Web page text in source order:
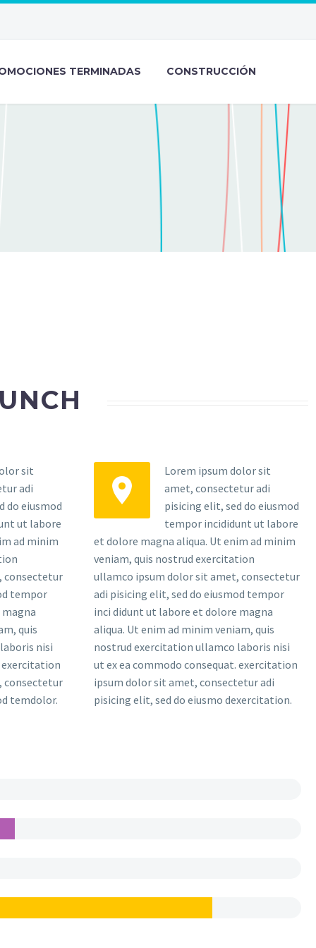
TERMINADAS CONSTRUCCIÓN
sit
adi
do eiusmod
ut labore
ad minim
consectetur
tempor
quis
nisi
exercitation
consectetur
temdolor.


Lorem ipsum dolor sit
amet, consectetur adi
pisicing elit, sed do eiusmod
tempor incididunt ut labore
et dolore magna aliqua. Ut enim ad minim
veniam, quis nostrud exercitation
ullamco ipsum dolor sit amet, consectetur
adi pisicing elit, sed do eiusmod tempor
inci didunt ut labore et dolore magna
aliqua. Ut enim ad minim veniam, quis
nostrud exercitation ullamco laboris nisi
ut ex ea commodo consequat. exercitation
ipsum dolor sit amet, consectetur adi
pisicing elit, sed do eiusmo dexercitation.